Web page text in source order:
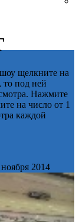
щелкните на
то под ней
Нажмите
на число от 1
каждой
2014